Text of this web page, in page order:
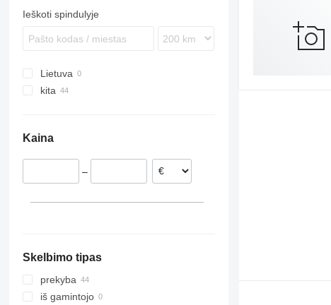
Ieškoti spindulyje
Lietuva
kita
Kaina
–
Skelbimo tipas
prekyba
iš gamintojo